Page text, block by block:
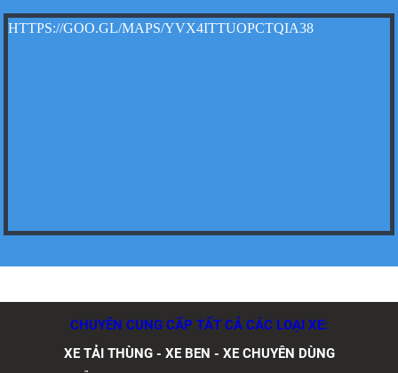
Xe tải Foton 990kg
Xe tải Foton 990kg
HTTPS://GOO.GL/MAPS/YVX4ITTUOPCTQIA38
CHUYÊN CUNG CẤP TẤT CẢ CÁC LOẠI XE:
XE TẢI THÙNG - XE BEN - XE CHUYÊN DÙNG